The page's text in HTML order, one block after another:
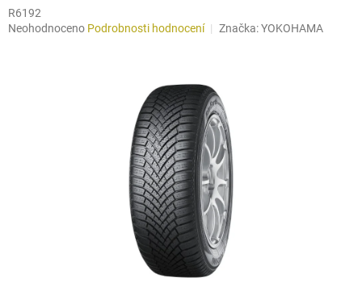
R6192
Průměrné
Neohodnoceno Podrobnosti hodnocení Značka:YOKOHAMA